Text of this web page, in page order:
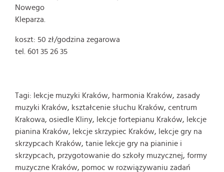
Nowego
Kleparza.
koszt: 50 zł/godzina zegarowa
tel. 601 35 26 35
Tagi: lekcje muzyki Kraków, harmonia Kraków, zasady
muzyki Kraków, kształcenie słuchu Kraków, centrum
Krakowa, osiedle Kliny, lekcje fortepianu Kraków, lekcje
pianina Kraków, lekcje skrzypiec Kraków, lekcje gry na
skrzypcach Kraków, tanie lekcje gry na pianinie i
skrzypcach, przygotowanie do szkoły muzycznej, formy
muzyczne Kraków, pomoc w rozwiązywaniu zadań